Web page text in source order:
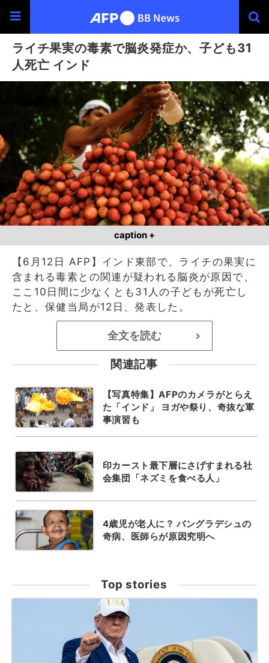
ライチ果実の毒素で脳炎発症か、子ども31
人死亡 インド
caption +
【6月12日 AFP】インド東部で、ライチの果実に
含まれる毒素との関連が疑われる脳炎が原因で、
ここ10日間に少なくとも31人の子どもが死亡し
たと、保健当局が12日、発表した。
全文を読む >
関連記事
【写真特集】AFPのカメラがとらえ
た「インド」 ヨガや祭り、奇抜な軍
事演習も
印カースト最下層にさげすまれる社
会集団「ネズミを食べる人」
4歳児が老人に？ バングラデシュの
奇病、医師らが原因究明へ
Top stories